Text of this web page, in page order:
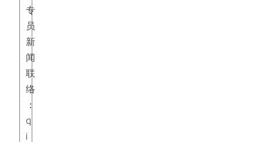
专
员
新
闻
联
络
：
q
i